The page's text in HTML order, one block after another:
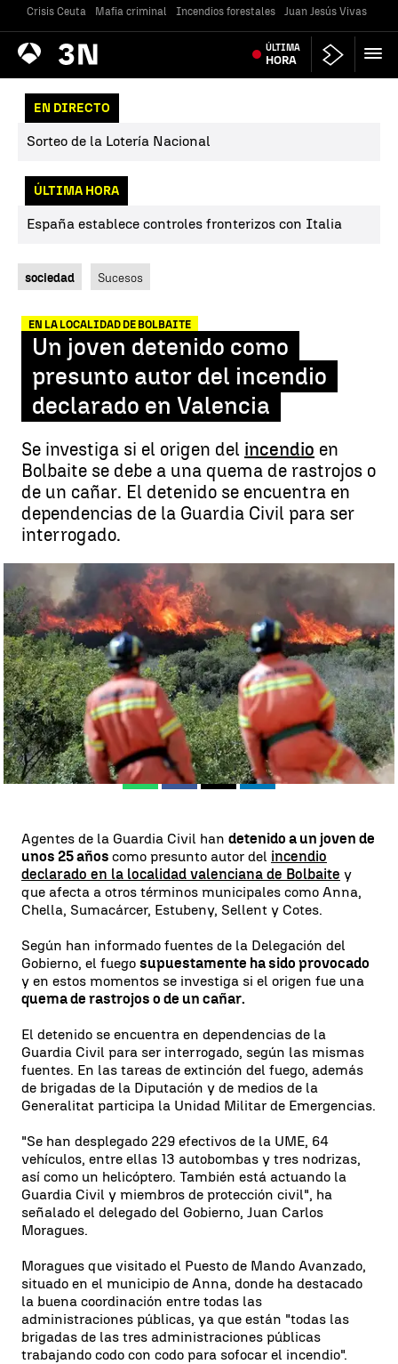
Crisis Ceuta Mafia criminal Incendios forestales Juan Jesús Vivas
Antena
3 Noticias ÚLTIMA
HORA
EN DIRECTO
Sorteo de la Lotería Nacional
ÚLTIMA HORA
España establece controles fronterizos con Italia
sociedad Sucesos
EN LA LOCALIDAD DE BOLBAITE
Un joven detenido como
presunto autor del incendio
declarado en Valencia
Se investiga si el origen del incendio en
Bolbaite se debe a una quema de rastrojos o
de un cañar. El detenido se encuentra en
dependencias de la Guardia Civil para ser
interrogado.
Un joven detenido como presunto autor del incendio declarado en
Agencias
Agencias
Publicado:03 de julio de 2018, 08:11
WhatsappFacebook
X Linkedin
Agentes de la Guardia Civil han detenido a un joven de
unos 25 años como presunto autor del incendio
declarado en la localidad valenciana de Bolbaite y
que afecta a otros términos municipales como Anna,
Chella, Sumacárcer, Estubeny, Sellent y Cotes.
Según han informado fuentes de la Delegación del
Gobierno, el fuego supuestamente ha sido provocado
y en estos momentos se investiga si el origen fue una
quema de rastrojos o de un cañar.
El detenido se encuentra en dependencias de la
Guardia Civil para ser interrogado, según las mismas
fuentes. En las tareas de extinción del fuego, además
de brigadas de la Diputación y de medios de la
Generalitat participa la Unidad Militar de Emergencias.
"Se han desplegado 229 efectivos de la UME, 64
vehículos, entre ellas 13 autobombas y tres nodrizas,
así como un helicóptero. También está actuando la
Guardia Civil y miembros de protección civil", ha
señalado el delegado del Gobierno, Juan Carlos
Moragues.
Moragues que visitado el Puesto de Mando Avanzado,
situado en el municipio de Anna, donde ha destacado
la buena coordinación entre todas las
administraciones públicas, ya que están "todas las
brigadas de las tres administraciones públicas
trabajando codo con codo para sofocar el incendio".